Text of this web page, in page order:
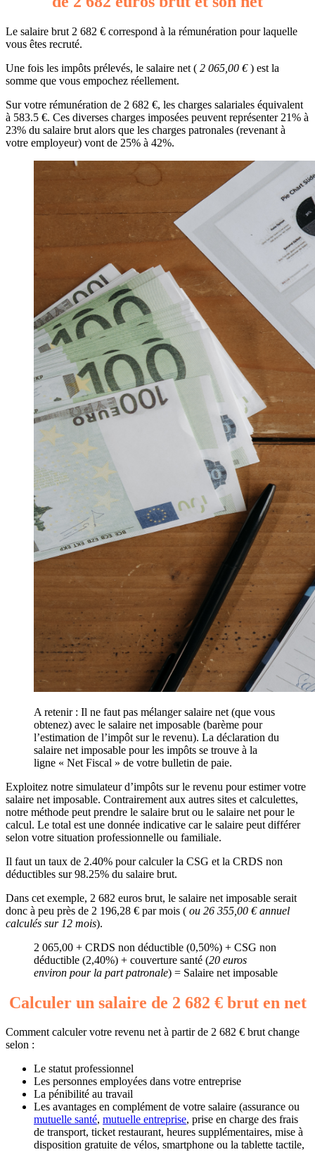
Le salaire brut 2 682 € correspond à la rémunération pour laquelle
vous êtes recruté.
Une fois les impôts prélevés, le salaire net ( 2 065,00 €) est la
somme que vous empochez réellement.
Sur votre rémunération de 2 682 €, les charges salariales équivalent
à 583.5 €. Ces diverses charges imposées peuvent représenter 21% à
23% du salaire brut alors que les charges patronales (revenant à
votre employeur) vont de 25% à 42%.
A retenir : Il ne faut pas mélanger salaire net (que vous
obtenez) avec le salaire net imposable (barème pour
l’estimation de l’impôt sur le revenu). La déclaration du
salaire net imposable pour les impôts se trouve à la
ligne « Net Fiscal » de votre bulletin de paie.
Exploitez notre simulateur d’impôts sur le revenu pour estimer votre
salaire net imposable. Contrairement aux autres sites et calculettes,
notre méthode peut prendre le salaire brut ou le salaire net pour le
calcul. Le total est une donnée indicative car le salaire peut différer
selon votre situation professionnelle ou familiale.
Il faut un taux de 2.40% pour calculer la CSG et la CRDS non
déductibles sur 98.25% du salaire brut.
Dans cet exemple, 2 682 euros brut, le salaire net imposable serait
donc à peu près de 2 196,28 € par mois ( ou 26 355,00 € annuel
calculés sur 12 mois).
2 065,00 + CRDS non déductible (0,50%) + CSG non
déductible (2,40%) + couverture santé (20 euros
environ pour la part patronale) = Salaire net imposable
Calculer un salaire de 2 682 € brut en net
Comment calculer votre revenu net à partir de 2 682 € brut change
selon :
Le statut professionnel
Les personnes employées dans votre entreprise
La pénibilité au travail
Les avantages en complément de votre salaire (assurance ou
mutuelle santé, mutuelle entreprise, prise en charge des frais
de transport, ticket restaurant, heures supplémentaires, mise à
disposition gratuite de vélos, smartphone ou la tablette tactile,